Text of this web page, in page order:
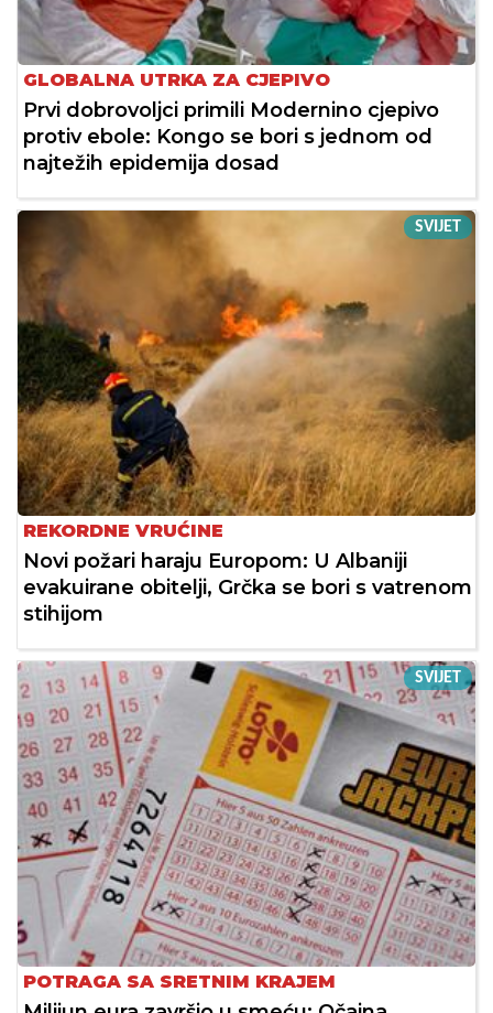
GLOBALNA UTRKA ZA CJEPIVO
Prvi dobrovoljci primili Modernino cjepivo
protiv ebole: Kongo se bori s jednom od
najtežih epidemija dosad
SVIJET
REKORDNE VRUĆINE
Novi požari haraju Europom: U Albaniji
evakuirane obitelji, Grčka se bori s vatrenom
stihijom
SVIJET
POTRAGA SA SRETNIM KRAJEM